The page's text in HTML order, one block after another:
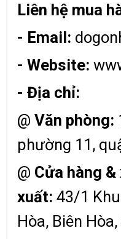
Liên hệ mua
- Email:
- Website:
- Địa chỉ:
@ Văn phòng:
phường 11,
@ Cửa hàng
xuất: 43/1
Hòa, Biên